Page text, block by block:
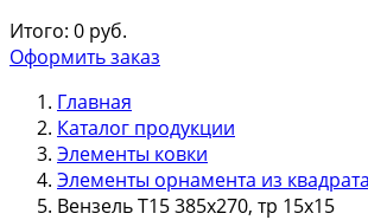
Итого: 0 руб.
Оформить заказ
Главная
Каталог продукции
Элементы ковки
Элементы орнамента из
Вензель Т15 385х270, тр 15х15